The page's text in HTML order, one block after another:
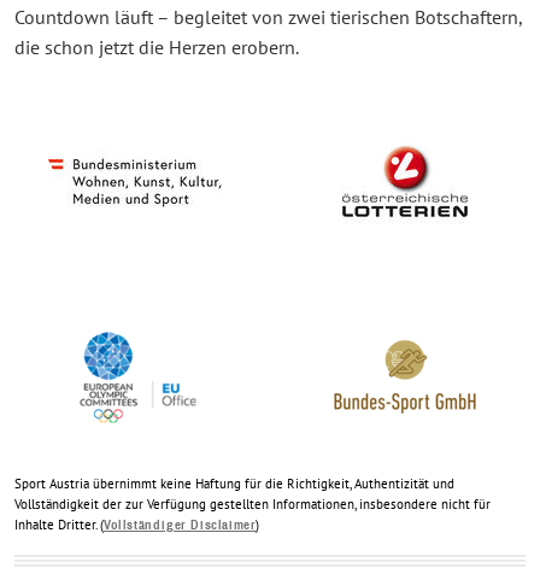
Countdown läuft – begleitet von zwei tierischen Botschaftern,
die schon jetzt die Herzen erobern.
Sport Austria übernimmt keine Haftung für die Richtigkeit, Authentizität und
Vollständigkeit der zur Verfügung gestellten Informationen, insbesondere nicht für
Inhalte Dritter. (Vollständiger Disclaimer)